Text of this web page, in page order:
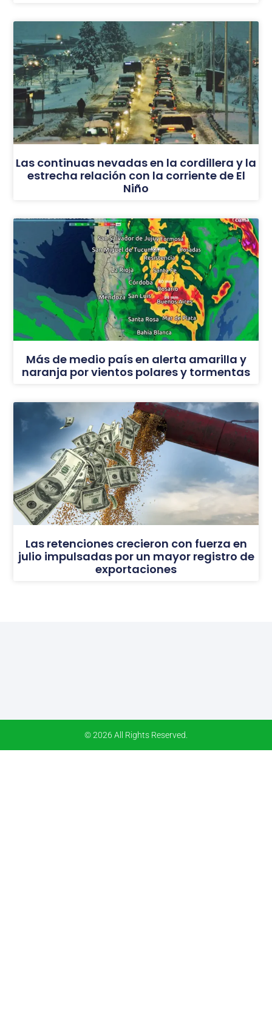
Las continuas nevadas en la cordillera y la
estrecha relación con la corriente de El
Niño
Más de medio país en alerta amarilla y
naranja por vientos polares y tormentas
Las retenciones crecieron con fuerza en
julio impulsadas por un mayor registro de
exportaciones
© 2026 All Rights Reserved.